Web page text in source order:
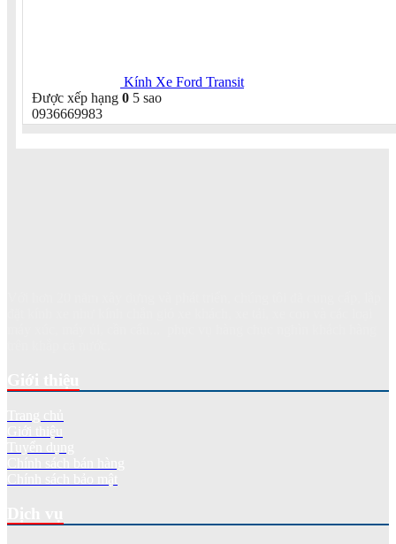
Kính Xe Ford Transit
Được xếp hạng 0 5 sao
0936669983